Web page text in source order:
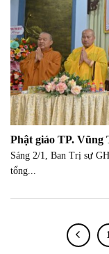
Phật giáo TP. Vũng
Sáng 2/1, Ban Trị sự
tổng...
1